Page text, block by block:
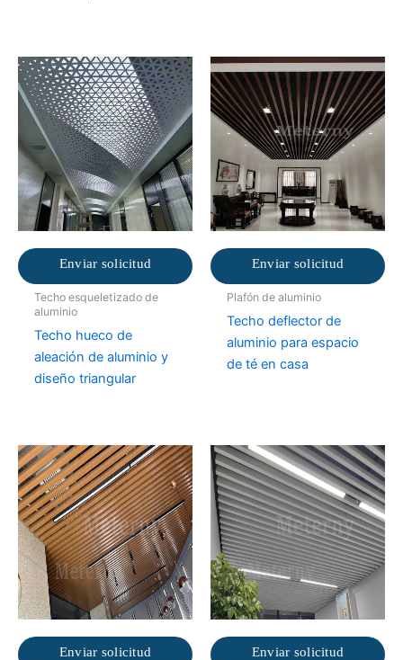
Enviar solicitud
Techo esqueletizado de
aluminio
Techo hueco de
aleación de aluminio y
diseño triangular
Enviar solicitud
Plafón de aluminio
Techo deflector de
aluminio para espacio
de té en casa
Enviar solicitud Enviar solicitud